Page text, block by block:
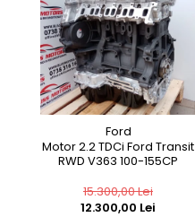
Ford
Motor 2.2 TDCi Ford Transit
RWD V363 100-155CP
15.300,00 Lei
12.300,00 Lei